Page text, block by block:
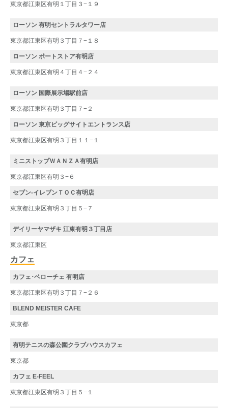
東京都江東区有明１丁目３−１９
ローソン 有明セントラルタワー店
東京都江東区有明３丁目７−１８
ローソン ポートストア有明店
東京都江東区有明４丁目４−２４
ローソン 国際展示場駅前店
東京都江東区有明３丁目７−２
ローソン 東京ビッグサイトエントランス店
東京都江東区有明３丁目１１−１
ミニストップＷＡＮＺＡ有明店
東京都江東区有明３−６
セブン-イレブンＴＯＣ有明店
東京都江東区有明３丁目５−７
デイリーヤマザキ 江東有明３丁目店
東京都江東区
カフェ
カフェ･ベローチェ 有明店
東京都江東区有明３丁目７−２６
BLEND MEISTER CAFE
東京都
有明テニスの森公園クラブハウスカフェ
東京都
カフェ E-FEEL
東京都江東区有明３丁目５−１